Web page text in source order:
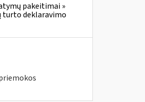
pakeitimai »
turto deklaravimo